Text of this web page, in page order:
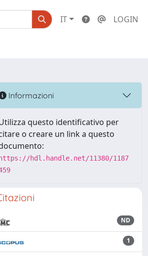
IT LOGIN
Informazioni
questo identificativo per
o creare un link a questo
https://hdl.handle.net/11380/1187
ND
1